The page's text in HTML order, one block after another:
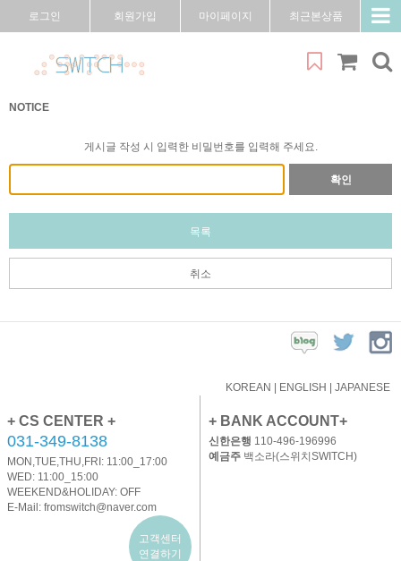
로그인 회원가입 마이페이지 최근본상품
NOTICE
게시글 작성 시 입력한 비밀번호를 입력해 주세요.
확인
목록
취소
KOREAN ENGLISH JAPANESE
+ CS CENTER +
031-349-8138
MON,TUE,THU,FRI: 11:00_17:00
WED: 11:00_15:00
WEEKEND&HOLIDAY: OFF
E-Mail: fromswitch@naver.com
고객센터
연결하기
+ BANK ACCOUNT+
신한은행 110-496-196996
예금주백소라(스위치SWITCH)